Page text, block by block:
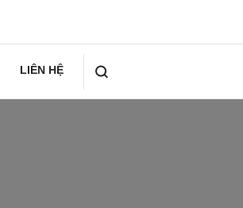
LIÊN HỆ